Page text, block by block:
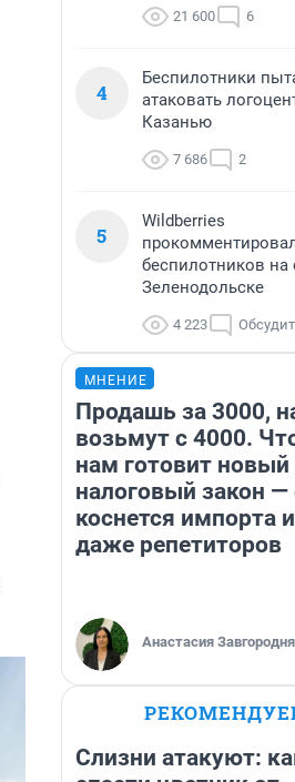
21 600 6
4
Беспилотники
атаковать
Казанью
7 686 2
5
Wildberries
беспилотников на
Зеленодольске
4 223
МНЕНИЕ
Продашь за 3000,
возьмут с 4000.
нам готовит новый
налоговый закон —
коснется импорта и
даже репетиторов
Анастасия
Слизни атакуют: